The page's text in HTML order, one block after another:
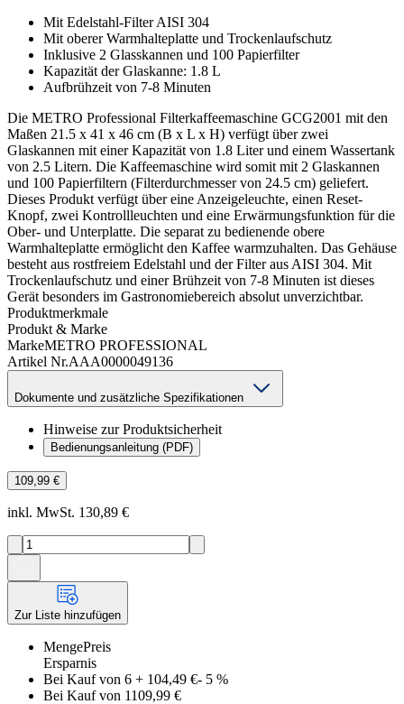
Mit Edelstahl-Filter AISI 304
Mit oberer Warmhalteplatte und Trockenlaufschutz
Inklusive 2 Glasskannen und 100 Papierfilter
Kapazität der Glaskanne: 1.8 L
Aufbrühzeit von 7-8 Minuten
Die METRO Professional Filterkaffeemaschine GCG2001 mit den
Maßen 21.5 x 41 x 46 cm (B x L x H) verfügt über zwei
Glaskannen mit einer Kapazität von 1.8 Liter und einem Wassertank
von 2.5 Litern. Die Kaffeemaschine wird somit mit 2 Glaskannen
und 100 Papierfiltern (Filterdurchmesser von 24.5 cm) geliefert.
Dieses Produkt verfügt über eine Anzeigeleuchte, einen Reset-
Knopf, zwei Kontrollleuchten und eine Erwärmungsfunktion für die
Ober- und Unterplatte. Die separat zu bedienende obere
Warmhalteplatte ermöglicht den Kaffee warmzuhalten. Das Gehäuse
besteht aus rostfreiem Edelstahl und der Filter aus AISI 304. Mit
Trockenlaufschutz und einer Brühzeit von 7-8 Minuten ist dieses
Gerät besonders im Gastronomiebereich absolut unverzichtbar.
Produktmerkmale
Produkt & Marke
MarkeMETRO PROFESSIONAL
Artikel Nr.AAA0000049136
Dokumente und zusätzliche Spezifikationen
Hinweise zur Produktsicherheit
Bedienungsanleitung (PDF)
109,99 €
inkl. MwSt. 130,89 €
Zur Liste hinzufügen
MengePreis
Ersparnis
Bei Kauf von 6 + 104,49 €- 5 %
Bei Kauf von 1109,99 €